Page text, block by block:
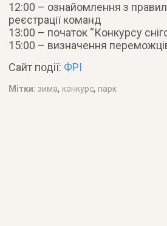
12:00 – ознайомлення з
реєстрації команд
13:00 – початок “Конкурсу
15:00 – визначення
Сайт події: ФРІ
Мітки:зима, конкурс, парк